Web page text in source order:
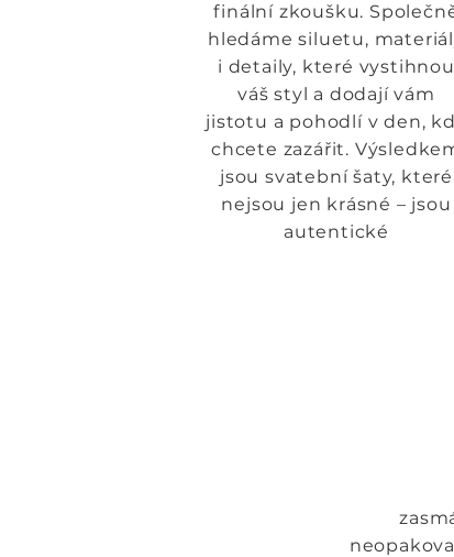
finální zkoušku.
hledáme siluetu,
i detaily, které vystihnou
váš styl a dodají vám
jistotu a pohodlí v den,
chcete zazářit.
jsou svatební šaty, které
nejsou jen krásné – jsou
autentické